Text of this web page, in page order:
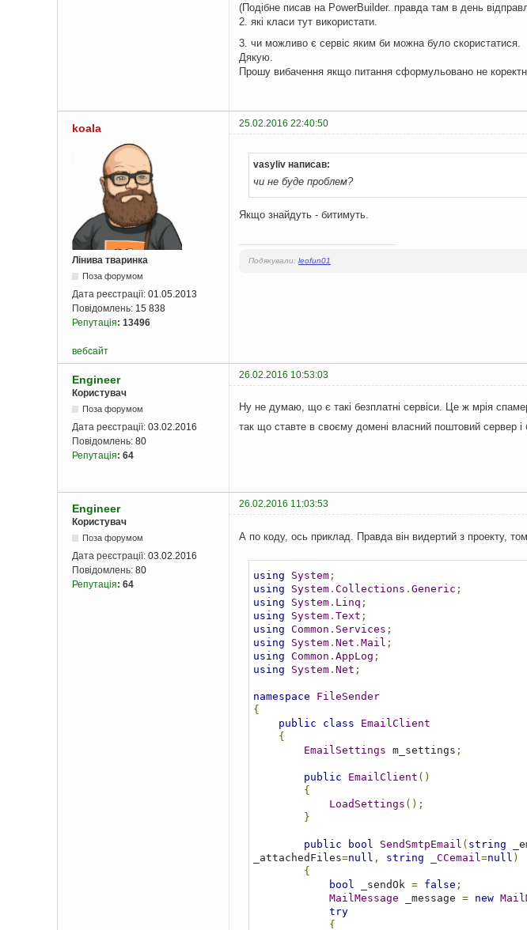
(Подібне писав на PowerBuilder. правда там в день
2. які класи тут використати.
3. чи можливо є сервіс яким би можна було скористатися.
Дякую.
Прошу вибачення якщо питання сформульовано не
koala 25.02.2016 22:40:50
Лінива тваринка
Поза форумом
Дата реєстрації: 01.05.2013
Повідомлень: 15 838
Репутація: 13496
vasyliv написав:
чи не буде проблем?
Якщо знайдуть - битимуть.
Подякували: leofun01
вебсайт
Engineer
26.02.2016 10:53:03
Користувач
Поза форумом
Дата реєстрації: 03.02.2016
Повідомлень: 80
Репутація: 64
Ну не думаю, що є такі безплатні сервіси. Це ж мрія
так що ставте в своєму домені власний поштовий сервер
Engineer
26.02.2016 11:03:53
Користувач
Поза форумом
Дата реєстрації: 03.02.2016
Повідомлень: 80
Репутація: 64
А по коду, ось приклад. Правда він видертий з проекту,
using System;
using
System. Collections . Generic ;
using
System. Linq ;
using
System. Text ;
using Common . Services ;
using
System. Net . Mail ;
using Common . AppLog ;
using
System. Net ;
namespace
FileSender
{
public
class
EmailClient
{
EmailSettings m_settings ;
public EmailClient ()
{
LoadSettings ();
}
public bool SendSmtpEmail ( string
_attachedFiles=null , string _CCemail =null )
{
bool
_sendOk = false ;
MailMessage _message = new
try
{